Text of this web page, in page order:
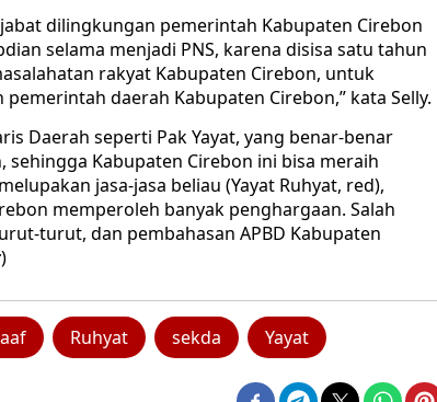
dilingkungan pemerintah Kabupaten Cirebon
selama menjadi PNS, karena disisa satu tahun
rakyat Kabupaten Cirebon, untuk
daerah Kabupaten Cirebon,” kata Selly.
Daerah seperti Pak Yayat, yang benar-benar
Kabupaten Cirebon ini bisa meraih
jasa-jasa beliau (Yayat Ruhyat, red),
memperoleh banyak penghargaan. Salah
turut, dan pembahasan APBD Kabupaten
)
Ruhyat sekda Yayat